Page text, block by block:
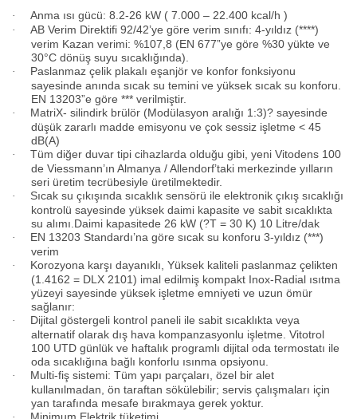
· Anma ısı gücü: 8.2-26 kW ( 7.000 – 22.400 kcal/h )
·
AB Verim Direktifi 92/42’ye göre verim sınıfı: 4-yıldız (****)
verim Kazan verimi: %107,8 (EN 677”ye göre %30 yükte ve
30°C dönüş suyu sıcaklığında).
·
Paslanmaz çelik plakalı eşanjör ve konfor fonksiyonu
sayesinde anında sıcak su temini ve yüksek sıcak su konforu.
EN 13203”e göre *** verilmiştir.
·
MatriX- silindirk brülör (Modülasyon aralığı 1:3)? sayesinde
düşük zararlı madde emisyonu ve çok sessiz işletme < 45
dB(A)
·
Tüm diğer duvar tipi cihazlarda olduğu gibi, yeni Vitodens 100
de Viessmann’ın Almanya / Allendorf’taki merkezinde yılların
seri üretim tecrübesiyle üretilmektedir.
·
Sıcak su çıkışında sıcaklık sensörü ile elektronik çıkış sıcaklığı
kontrolü sayesinde yüksek daimi kapasite ve sabit sıcaklıkta
su alımı.Daimi kapasitede 26 kW (?T = 30 K) 10 Litre/dak
·
EN 13203 Standardı’na göre sıcak su konforu 3-yıldız (***)
verim
·
Korozyona karşı dayanıklı, Yüksek kaliteli paslanmaz çelikten
(1.4162 = DLX 2101) imal edilmiş kompakt Inox-Radial ısıtma
yüzeyi sayesinde yüksek işletme emniyeti ve uzun ömür
sağlanır:
·
Dijital göstergeli kontrol paneli ile sabit sıcaklıkta veya
alternatif olarak dış hava kompanzasyonlu işletme. Vitotrol
100 UTD günlük ve haftalık programlı dijital oda termostatı ile
oda sıcaklığına bağlı konforlu ısınma opsiyonu.
·
Multi-fiş sistemi: Tüm yapı parçaları, özel bir alet
kullanılmadan, ön taraftan sökülebilir; servis çalışmaları için
yan tarafında mesafe bırakmaya gerek yoktur.